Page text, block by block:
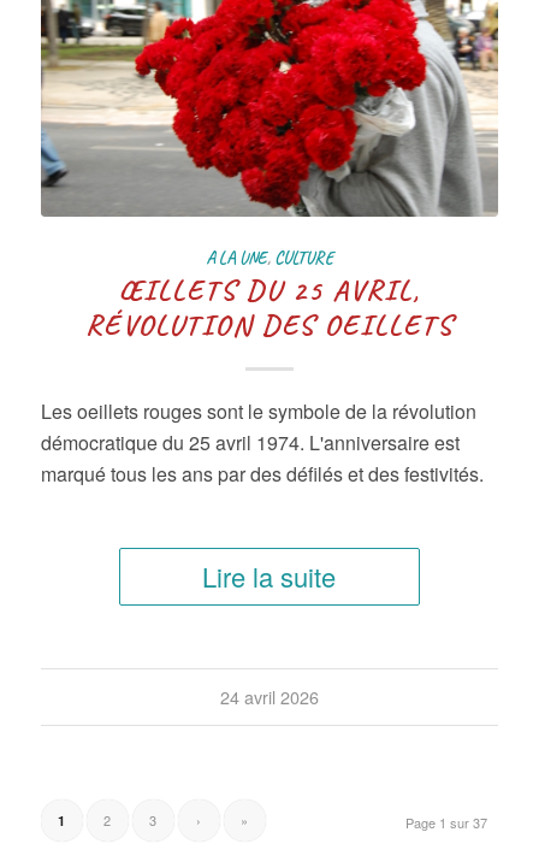
A LA UNE, CULTURE
ŒILLETS DU 25 AVRIL,
RÉVOLUTION DES OEILLETS
Les oeillets rouges sont le symbole de la révolution
démocratique du 25 avril 1974. L'anniversaire est
marqué tous les ans par des défilés et des festivités.
Lire la suite
24 avril 2026
Page 1 sur 37
1 2 3 › »